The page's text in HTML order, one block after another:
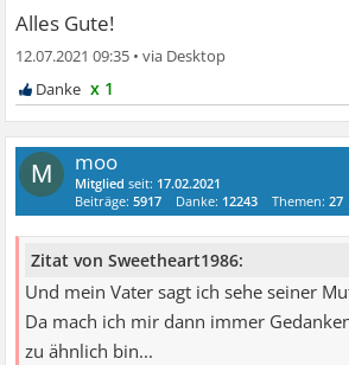
Alles Gute!
12.07.2021 09:35 •
x 1
M moo
Mitglied seit: 17.02.2021
Beiträge:5917 Danke: 12243 Themen:27
Zitat von Sweetheart1986:
Und mein Vater sagt ich sehe seiner
Da mach ich mir dann immer
zu ähnlich bin...